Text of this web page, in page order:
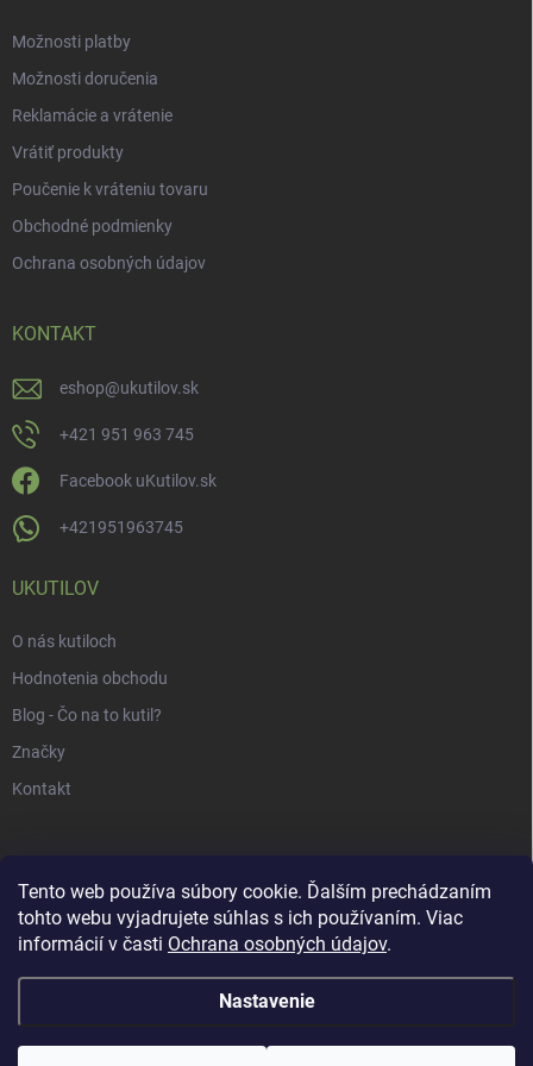
Tento web používa súbory cookie. Ďalším prechádzaním
tohto webu vyjadrujete súhlas s ich používaním. Viac
informácií v časti Ochrana osobných údajov.
Nastavenie
Možnosti platby
Možnosti doručenia
Reklamácie a vrátenie
Vrátiť produkty
Poučenie k vráteniu tovaru
Obchodné podmienky
Ochrana osobných údajov
KONTAKT
eshop@ukutilov.sk
+421 951 963 745
Facebook uKutilov.sk
+421951963745
UKUTILOV
O nás kutiloch
Hodnotenia obchodu
Blog - Čo na to kutil?
Značky
Kontakt